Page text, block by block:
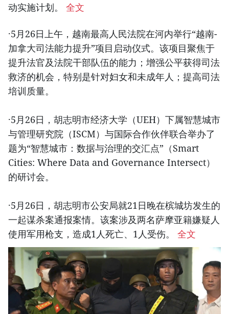
动实施计划。 全文
·5月26日上午，越南最高人民法院在河内举行“越南-
加拿大司法能力提升”项目启动仪式。该项目聚焦于
提升法官及法院干部队伍的能力；增强公平获得司法
救济的机会，特别是针对妇女和未成年人；提高司法
培训质量。
·5月26日，胡志明市经济大学（UEH）下属智慧城市
与管理研究院（ISCM）与国际合作伙伴联合举办了
题为“智慧城市：数据与治理的交汇点”（Smart
Cities: Where Data and Governance Intersect）
的研讨会。
·5月26日，胡志明市公安局就21日晚在槟城坊发生的
一起谋杀案通报案情。该案涉及两名萨摩亚籍嫌疑人
使用军用枪支，造成1人死亡、1人受伤。 全文